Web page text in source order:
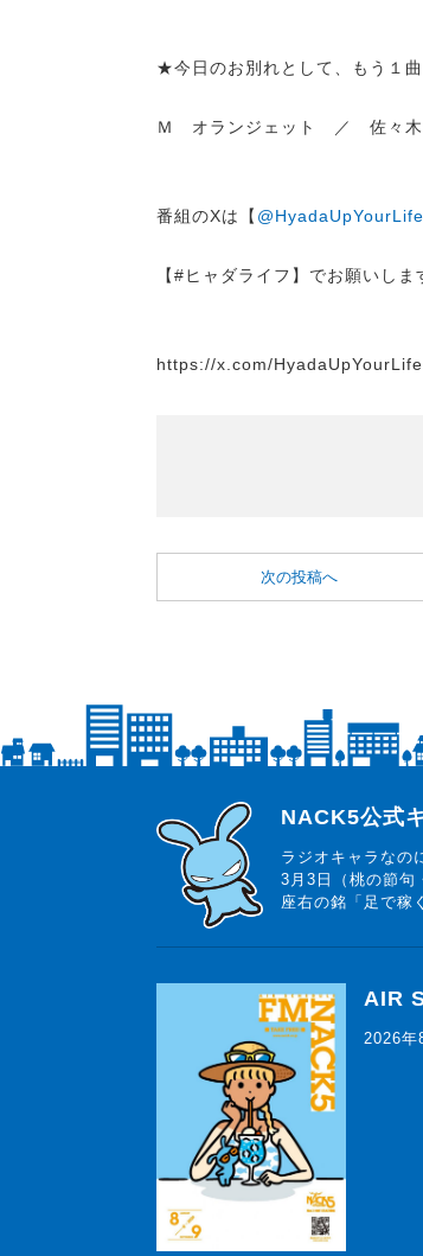
★今日のお別れとして、もう１
Ｍ オランジェット ／ 佐々木
番組のXは【 @HyadaUpYourLife
【#ヒャダライフ】でお願いしま
https://x.com/HyadaUpYourLife
次の投稿へ
らじっと君
NACK5公式
ラジオキャラなの
3月3日（桃の節句
座右の銘「足で稼
AIR
2026年